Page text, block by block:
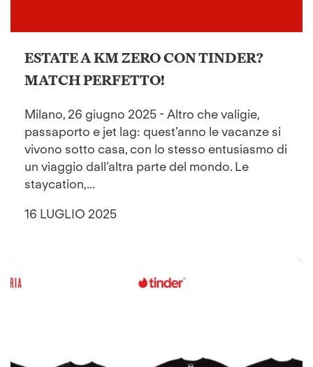
ESTATE A KM ZERO CON TINDER?
MATCH PERFETTO!
Milano, 26 giugno 2025 - Altro che valigie,
passaporto e jet lag: quest’anno le vacanze si
vivono sotto casa, con lo stesso entusiasmo di
un viaggio dall’altra parte del mondo. Le
staycation,...
16 LUGLIO 2025